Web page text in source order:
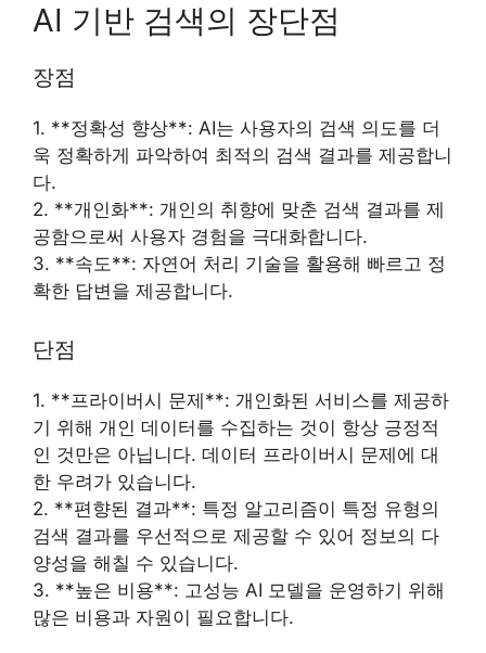
AI 기반 검색의 장단점
장점
1. **정확성 향상**: AI는 사용자의 검색 의도를 더
욱 정확하게 파악하여 최적의 검색 결과를 제공합니
다.
2. **개인화**: 개인의 취향에 맞춘 검색 결과를 제
공함으로써 사용자 경험을 극대화합니다.
3. **속도**: 자연어 처리 기술을 활용해 빠르고 정
확한 답변을 제공합니다.
단점
1. **프라이버시 문제**: 개인화된 서비스를 제공하
기 위해 개인 데이터를 수집하는 것이 항상 긍정적
인 것만은 아닙니다. 데이터 프라이버시 문제에 대
한 우려가 있습니다.
2. **편향된 결과**: 특정 알고리즘이 특정 유형의
검색 결과를 우선적으로 제공할 수 있어 정보의 다
양성을 해칠 수 있습니다.
3. **높은 비용**: 고성능 AI 모델을 운영하기 위해
많은 비용과 자원이 필요합니다.